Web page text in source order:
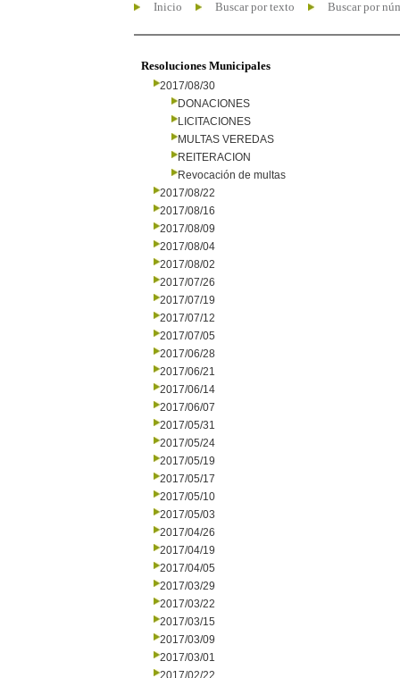
Inicio Buscar por texto Buscar por
Resoluciones Municipales
2017/08/30
DONACIONES
LICITACIONES
MULTAS VEREDAS
REITERACION
Revocación de multas
2017/08/22
2017/08/16
2017/08/09
2017/08/04
2017/08/02
2017/07/26
2017/07/19
2017/07/12
2017/07/05
2017/06/28
2017/06/21
2017/06/14
2017/06/07
2017/05/31
2017/05/24
2017/05/19
2017/05/17
2017/05/10
2017/05/03
2017/04/26
2017/04/19
2017/04/05
2017/03/29
2017/03/22
2017/03/15
2017/03/09
2017/03/01
2017/02/22